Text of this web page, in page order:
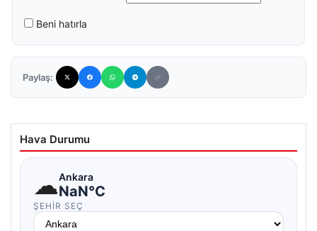
Beni hatırla
Paylaş:
Hava Durumu
☁Ankara
NaN°C
ŞEHIR SEÇ